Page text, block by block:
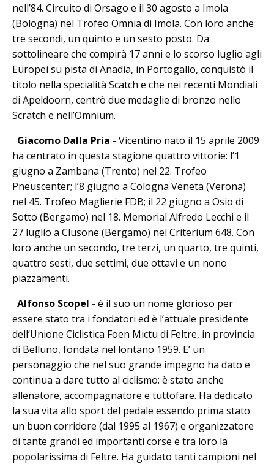
nell’84. Circuito di Orsago e il 30 agosto a Imola
(Bologna) nel Trofeo Omnia di Imola. Con loro anche
tre secondi, un quinto e un sesto posto. Da
sottolineare che compirà 17 anni e lo scorso luglio agli
Europei su pista di Anadia, in Portogallo, conquistò il
titolo nella specialità Scatch e che nei recenti Mondiali
di Apeldoorn, centrò due medaglie di bronzo nello
Scratch e nell’Omnium.
Giacomo Dalla Pria - Vicentino nato il 15 aprile 2009
ha centrato in questa stagione quattro vittorie: l’1
giugno a Zambana (Trento) nel 22. Trofeo
Pneuscenter; l’8 giugno a Cologna Veneta (Verona)
nel 45. Trofeo Maglierie FDB; il 22 giugno a Osio di
Sotto (Bergamo) nel 18. Memorial Alfredo Lecchi e il
27 luglio a Clusone (Bergamo) nel Criterium 648. Con
loro anche un secondo, tre terzi, un quarto, tre quinti,
quattro sesti, due settimi, due ottavi e un nono
piazzamenti.
Alfonso Scopel - è il suo un nome glorioso per
essere stato tra i fondatori ed è l’attuale presidente
dell’Unione Ciclistica Foen Mictu di Feltre, in provincia
di Belluno, fondata nel lontano 1959. E’ un
personaggio che nel suo grande impegno ha dato e
continua a dare tutto al ciclismo: è stato anche
allenatore, accompagnatore e tuttofare. Ha dedicato
la sua vita allo sport del pedale essendo prima stato
un buon corridore (dal 1995 al 1967) e organizzatore
di tante grandi ed importanti corse e tra loro la
popolarissima di Feltre. Ha guidato tanti campioni nel